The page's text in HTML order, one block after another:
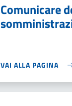
Comunicare
VAI ALLA PAGINA